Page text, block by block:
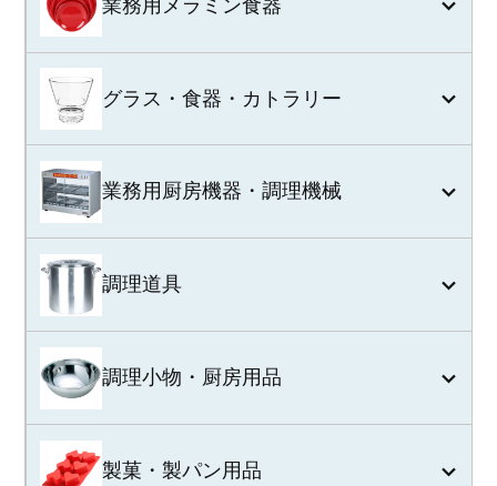
業務用メラミン食器
グラス・食器・カトラリー
業務用厨房機器・調理機械
調理道具
調理小物・厨房用品
製菓・製パン用品